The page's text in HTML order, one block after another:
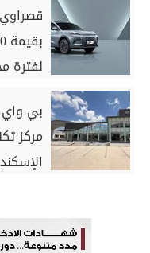
لفترة
بي
مركز